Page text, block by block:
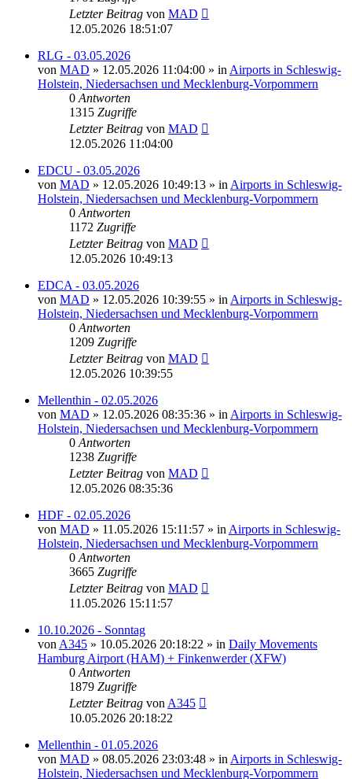
Letzter Beitrag von MAD
12.05.2026 18:51:07
RLG - 03.05.2026
von MAD » 12.05.2026 11:04:00 » in Airports in Schleswig-
Holstein, Niedersachsen und Mecklenburg-Vorpommern
0 Antworten
1315 Zugriffe
Letzter Beitrag von MAD
12.05.2026 11:04:00
EDCU - 03.05.2026
von MAD » 12.05.2026 10:49:13 » in Airports in Schleswig-
Holstein, Niedersachsen und Mecklenburg-Vorpommern
0 Antworten
1172 Zugriffe
Letzter Beitrag von MAD
12.05.2026 10:49:13
EDCA - 03.05.2026
von MAD » 12.05.2026 10:39:55 » in Airports in Schleswig-
Holstein, Niedersachsen und Mecklenburg-Vorpommern
0 Antworten
1209 Zugriffe
Letzter Beitrag von MAD
12.05.2026 10:39:55
Mellenthin - 02.05.2026
von MAD » 12.05.2026 08:35:36 » in Airports in Schleswig-
Holstein, Niedersachsen und Mecklenburg-Vorpommern
0 Antworten
1238 Zugriffe
Letzter Beitrag von MAD
12.05.2026 08:35:36
HDF - 02.05.2026
von MAD » 11.05.2026 15:11:57 » in Airports in Schleswig-
Holstein, Niedersachsen und Mecklenburg-Vorpommern
0 Antworten
3665 Zugriffe
Letzter Beitrag von MAD
11.05.2026 15:11:57
10.10.2026 - Sonntag
von A345 » 10.05.2026 20:18:22 » in Daily Movements
Hamburg Airport (HAM) + Finkenwerder (XFW)
0 Antworten
1879 Zugriffe
Letzter Beitrag von A345
10.05.2026 20:18:22
Mellenthin - 01.05.2026
von MAD » 08.05.2026 23:03:48 » in Airports in Schleswig-
Holstein, Niedersachsen und Mecklenburg-Vorpommern